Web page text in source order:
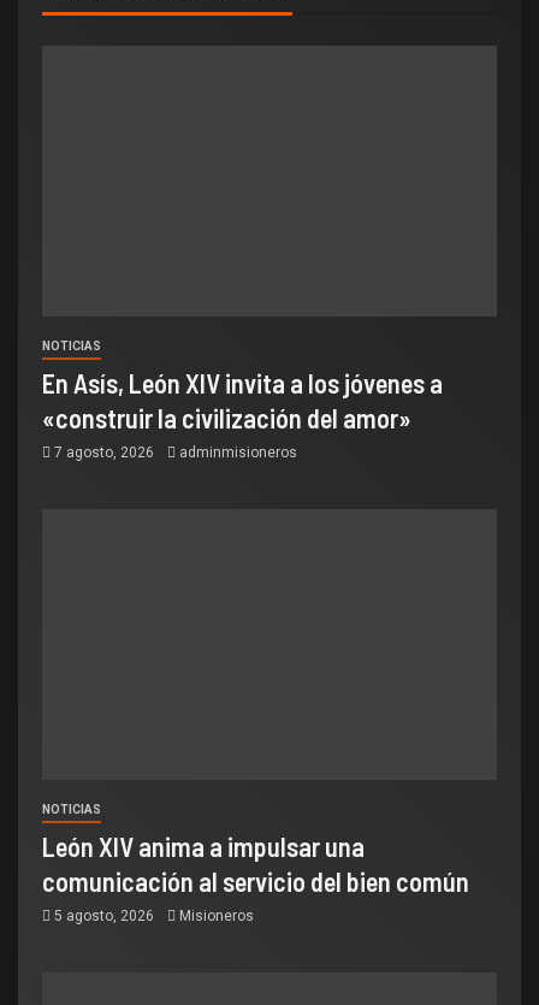
NOTICIAS
En Asís, León XIV invita a los jóvenes a
«construir la civilización del amor»
7 agosto, 2026 adminmisioneros
NOTICIAS
León XIV anima a impulsar una
comunicación al servicio del bien común
5 agosto, 2026 Misioneros